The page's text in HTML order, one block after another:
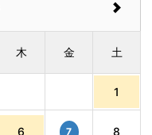
木 金 土
1
6 7 8